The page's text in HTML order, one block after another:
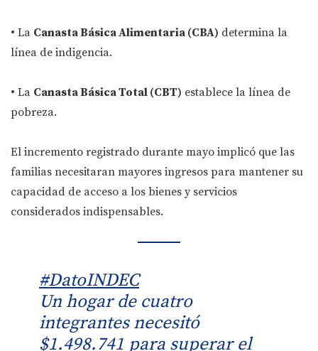
• La Canasta Básica Alimentaria (CBA) determina la
línea de indigencia.
• La Canasta Básica Total (CBT) establece la línea de
pobreza.
El incremento registrado durante mayo implicó que las
familias necesitaran mayores ingresos para mantener su
capacidad de acceso a los bienes y servicios
considerados indispensables.
#DatoINDEC
Un hogar de cuatro
integrantes necesitó
$1.498.741 para superar el